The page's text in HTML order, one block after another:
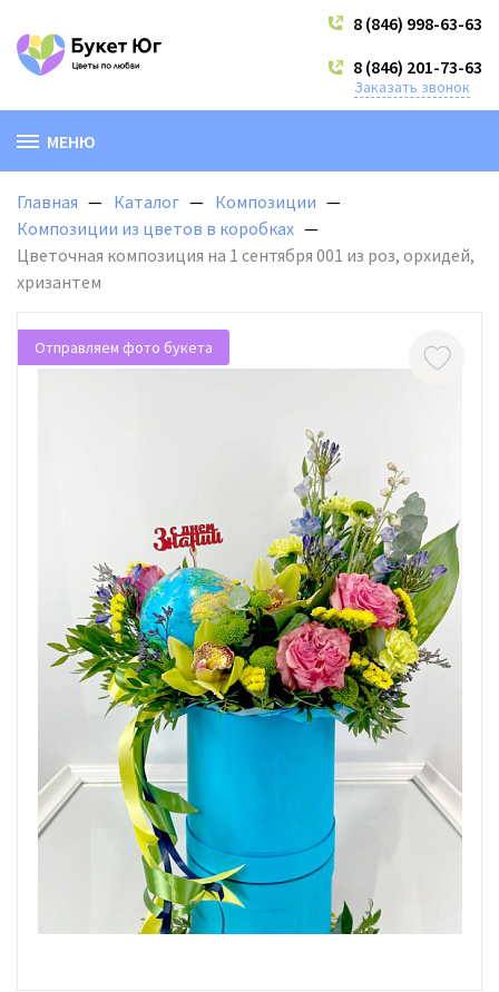
8 (846) 998-63-63
8 (846) 201-73-63
Заказать звонок
МЕНЮ
Главная Каталог
Композиции
Композиции из цветов в коробках
Цветочная композиция на 1 сентября 001 из роз, орхидей,
хризантем
Отправляем фото букета